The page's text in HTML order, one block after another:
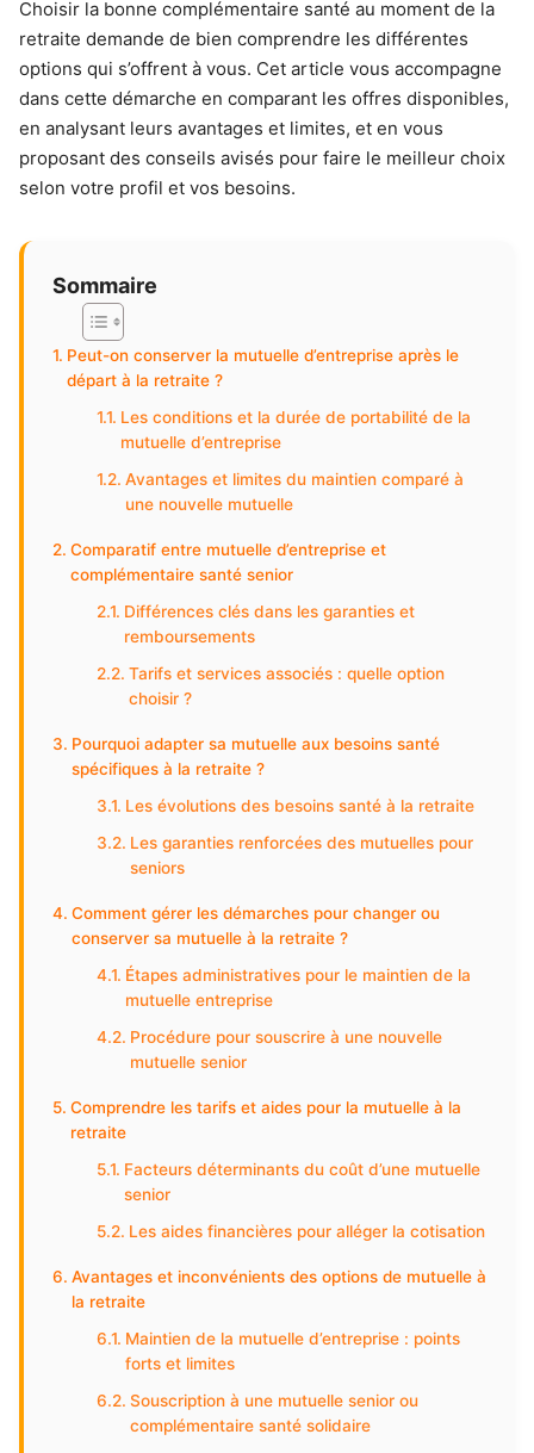
Choisir la bonne complémentaire santé au moment de la
retraite demande de bien comprendre les différentes
options qui s’offrent à vous. Cet article vous accompagne
dans cette démarche en comparant les offres disponibles,
en analysant leurs avantages et limites, et en vous
proposant des conseils avisés pour faire le meilleur choix
selon votre profil et vos besoins.
Sommaire
Peut-on conserver la mutuelle d’entreprise après le
départ à la retraite ?
Les conditions et la durée de portabilité de la
mutuelle d’entreprise
Avantages et limites du maintien comparé à
une nouvelle mutuelle
Comparatif entre mutuelle d’entreprise et
complémentaire santé senior
Différences clés dans les garanties et
remboursements
Tarifs et services associés : quelle option
choisir ?
Pourquoi adapter sa mutuelle aux besoins santé
spécifiques à la retraite ?
Les évolutions des besoins santé à la retraite
Les garanties renforcées des mutuelles pour
seniors
Comment gérer les démarches pour changer ou
conserver sa mutuelle à la retraite ?
Étapes administratives pour le maintien de la
mutuelle entreprise
Procédure pour souscrire à une nouvelle
mutuelle senior
Comprendre les tarifs et aides pour la mutuelle à la
retraite
Facteurs déterminants du coût d’une mutuelle
senior
Les aides financières pour alléger la cotisation
Avantages et inconvénients des options de mutuelle à
la retraite
Maintien de la mutuelle d’entreprise : points
forts et limites
Souscription à une mutuelle senior ou
complémentaire santé solidaire